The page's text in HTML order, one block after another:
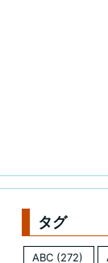
タグ
ABC (272)